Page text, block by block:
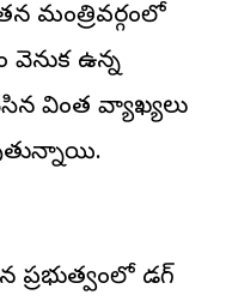
ఉన్న
వింత వ్యాఖ్యలు
ప్రభుత్వంలో డగ్